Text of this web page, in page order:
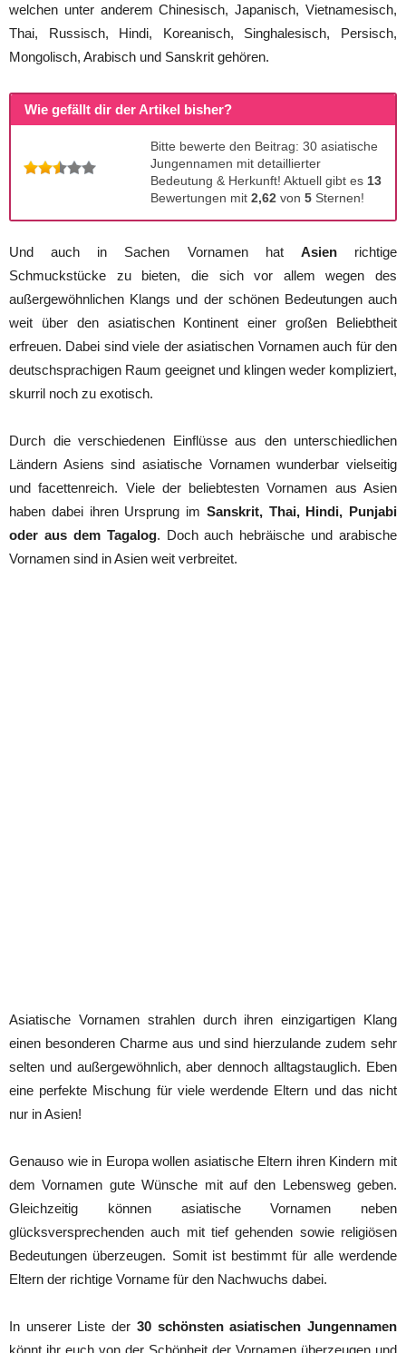
welchen unter anderem Chinesisch, Japanisch, Vietnamesisch,
Thai, Russisch, Hindi, Koreanisch, Singhalesisch, Persisch,
Mongolisch, Arabisch und Sanskrit gehören.
Wie gefällt dir der Artikel bisher?
Bitte bewerte den Beitrag: 30 asiatische
Jungennamen mit detaillierter
Bedeutung & Herkunft! Aktuell gibt es 13
Bewertungen mit 2,62 von 5 Sternen!
Und auch in Sachen Vornamen hat Asienrichtige
Schmuckstücke zu bieten, die sich vor allem wegen des
außergewöhnlichen Klangs und der schönen Bedeutungen auch
weit über den asiatischen Kontinent einer großen Beliebtheit
erfreuen. Dabei sind viele der asiatischen Vornamen auch für den
deutschsprachigen Raum geeignet und klingen weder kompliziert,
skurril noch zu exotisch.
Durch die verschiedenen Einflüsse aus den unterschiedlichen
Ländern Asiens sind asiatische Vornamen wunderbar vielseitig
und facettenreich. Viele der beliebtesten Vornamen aus Asien
haben dabei ihren Ursprung im Sanskrit, Thai, Hindi, Punjabi
oder aus dem Tagalog. Doch auch hebräische und arabische
Vornamen sind in Asien weit verbreitet.
Asiatische Vornamen strahlen durch ihren einzigartigen Klang
einen besonderen Charme aus und sind hierzulande zudem sehr
selten und außergewöhnlich, aber dennoch alltagstauglich. Eben
eine perfekte Mischung für viele werdende Eltern und das nicht
nur in Asien!
Genauso wie in Europa wollen asiatische Eltern ihren Kindern mit
dem Vornamen gute Wünsche mit auf den Lebensweg geben.
Gleichzeitig können asiatische Vornamen neben
glücksversprechenden auch mit tief gehenden sowie religiösen
Bedeutungen überzeugen. Somit ist bestimmt für alle werdende
Eltern der richtige Vorname für den Nachwuchs dabei.
In unserer Liste der 30 schönsten asiatischen Jungennamen
könnt ihr euch von der Schönheit der Vornamen überzeugen und